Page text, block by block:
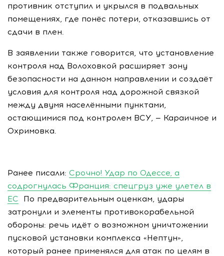
противник отступил и укрылся в подвальных
помещениях, где понёс потери, отказавшись от
сдачи в плен.
В заявлении также говорится, что установление
контроля над Волоховкой расширяет зону
безопасности на данном направлении и создаёт
условия для контроля над дорожной связкой
между двумя населёнными пунктами,
остающимися под контролем ВСУ, — Караичное и
Охримовка.
Ранее писали: Срочно! Удар по Одессе, а
содрогнулась Франция: спецгруз уже улетел в
ЕС По предварительным оценкам, удары
затронули и элементы противокорабельной
обороны: речь идёт о возможном уничтожении
пусковой установки комплекса «Нептун»,
который ранее применялся для атак по целям в